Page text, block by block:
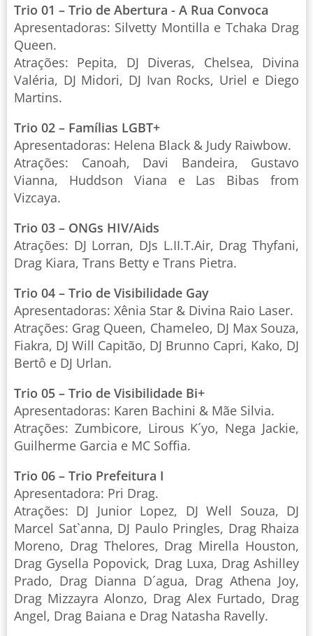
Trio 01 – Trio de Abertura - A Rua Convoca
Apresentadoras: Silvetty Montilla e Tchaka Drag
Queen.
Atrações: Pepita, DJ Diveras, Chelsea, Divina
Valéria, DJ Midori, DJ Ivan Rocks, Uriel e Diego
Martins.
Trio 02 – Famílias LGBT+
Apresentadoras: Helena Black & Judy Raiwbow.
Atrações: Canoah, Davi Bandeira, Gustavo
Vianna, Huddson Viana e Las Bibas from
Vizcaya.
Trio 03 – ONGs HIV/Aids
Atrações: DJ Lorran, DJs L.II.T.Air, Drag Thyfani,
Drag Kiara, Trans Betty e Trans Pietra.
Trio 04 – Trio de Visibilidade Gay
Apresentadoras: Xênia Star & Divina Raio Laser.
Atrações: Grag Queen, Chameleo, DJ Max Souza,
Fiakra, DJ Will Capitão, DJ Brunno Capri, Kako, DJ
Bertô e DJ Urlan.
Trio 05 – Trio de Visibilidade Bi+
Apresentadoras: Karen Bachini & Mãe Silvia.
Atrações: Zumbicore, Lirous K´yo, Nega Jackie,
Guilherme Garcia e MC Soffia.
Trio 06 – Trio Prefeitura I
Apresentadora: Pri Drag.
Atrações: DJ Junior Lopez, DJ Well Souza, DJ
Marcel Sat`anna, DJ Paulo Pringles, Drag Rhaiza
Moreno, Drag Thelores, Drag Mirella Houston,
Drag Gysella Popovick, Drag Luxa, Drag Ashilley
Prado, Drag Dianna D´agua, Drag Athena Joy,
Drag Mizzayra Alonzo, Drag Alex Furtado, Drag
Angel, Drag Baiana e Drag Natasha Ravelly.